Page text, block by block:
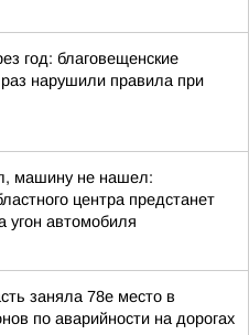
год: благовещенские
раз нарушили правила при
машину не нашел:
центра предстанет
угон автомобиля
заняла 78е место в
по аварийности на дорогах